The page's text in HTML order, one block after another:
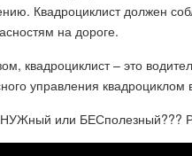
Квадроциклист должен
на дороге.
квадроциклист – это
управления квадроциклом
НУЖный или БЕСполезный???